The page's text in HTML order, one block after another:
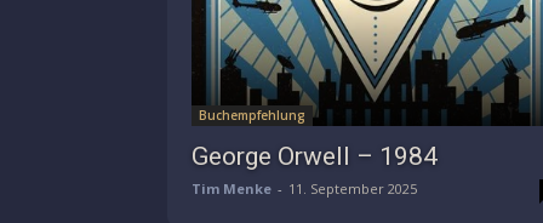
Buchempfehlung
George Orwell – 1984
Tim Menke - 11. September 2025